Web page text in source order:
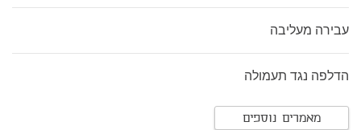
עבירה מעליבה
הדלפה נגד תעמולה
מאמרים נוספים